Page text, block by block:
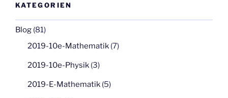
KATEGORIEN
Blog (81)
2019-10e-Mathematik (7)
2019-10e-Physik (3)
2019-E-Mathematik (5)